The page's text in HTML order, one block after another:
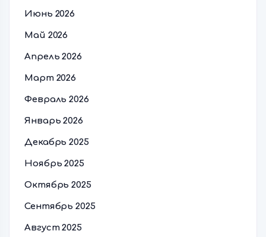
Июнь 2026
Май 2026
Апрель 2026
Март 2026
Февраль 2026
Январь 2026
Декабрь 2025
Ноябрь 2025
Октябрь 2025
Сентябрь 2025
Август 2025